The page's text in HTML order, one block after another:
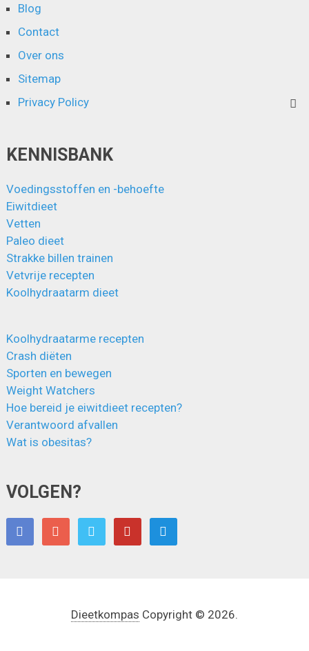
Blog
Contact
Over ons
Sitemap
Privacy Policy
KENNISBANK
Voedingsstoffen en -behoefte
Eiwitdieet
Vetten
Paleo dieet
Strakke billen trainen
Vetvrije recepten
Koolhydraatarm dieet
Koolhydraatarme recepten
Crash diëten
Sporten en bewegen
Weight Watchers
Hoe bereid je eiwitdieet recepten?
Verantwoord afvallen
Wat is obesitas?
VOLGEN?
Dieetkompas Copyright © 2026.